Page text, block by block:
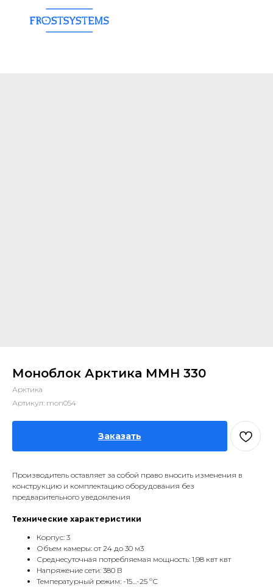
Моноблок Арктика ММН 330
Арктика
Артикул: mon054
Заказать
Производитель оставляет за собой право вносить изменения в
конструкцию и комплектацию оборудования без
предварительного уведомления
Технические характеристики
Корпус: 3
Объем камеры: от 24 до 30 м3
Среднесуточная потребляемая мощность: 1,98 квт квт
Напряжение сети: 380 В
Температурный режим: -15…-25 ºС